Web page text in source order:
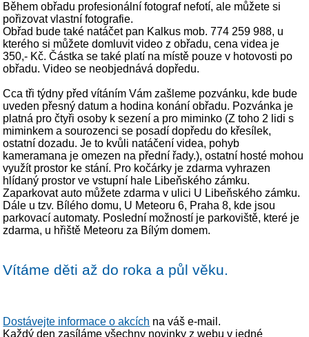
Během obřadu profesionální fotograf nefotí, ale můžete si
pořizovat vlastní fotografie.
Obřad bude také natáčet pan Kalkus mob. 774 259 988, u
kterého si můžete domluvit video z obřadu, cena videa je
350,- Kč. Částka se také platí na místě pouze v hotovosti po
obřadu. Video se neobjednává dopředu.
Cca tři týdny před vítáním Vám zašleme pozvánku, kde bude
uveden přesný datum a hodina konání obřadu. Pozvánka je
platná pro čtyři osoby k sezení a pro miminko (Z toho 2 lidi s
miminkem a sourozenci se posadí dopředu do křesílek,
ostatní dozadu. Je to kvůli natáčení videa, pohyb
kameramana je omezen na přední řady.), ostatní hosté mohou
využít prostor ke stání. Pro kočárky je zdarma vyhrazen
hlídaný prostor ve vstupní hale Libeňského zámku.
Zaparkovat auto můžete zdarma v ulici U Libeňského zámku.
Dále u tzv. Bílého domu, U Meteoru 6, Praha 8, kde jsou
parkovací automaty. Poslední možností je parkoviště, které je
zdarma, u hřiště Meteoru za Bílým domem.
Vítáme děti až do roka a půl věku.
Dostávejte informace o akcích na váš e-mail.
Každý den zasíláme všechny novinky z webu v jedné